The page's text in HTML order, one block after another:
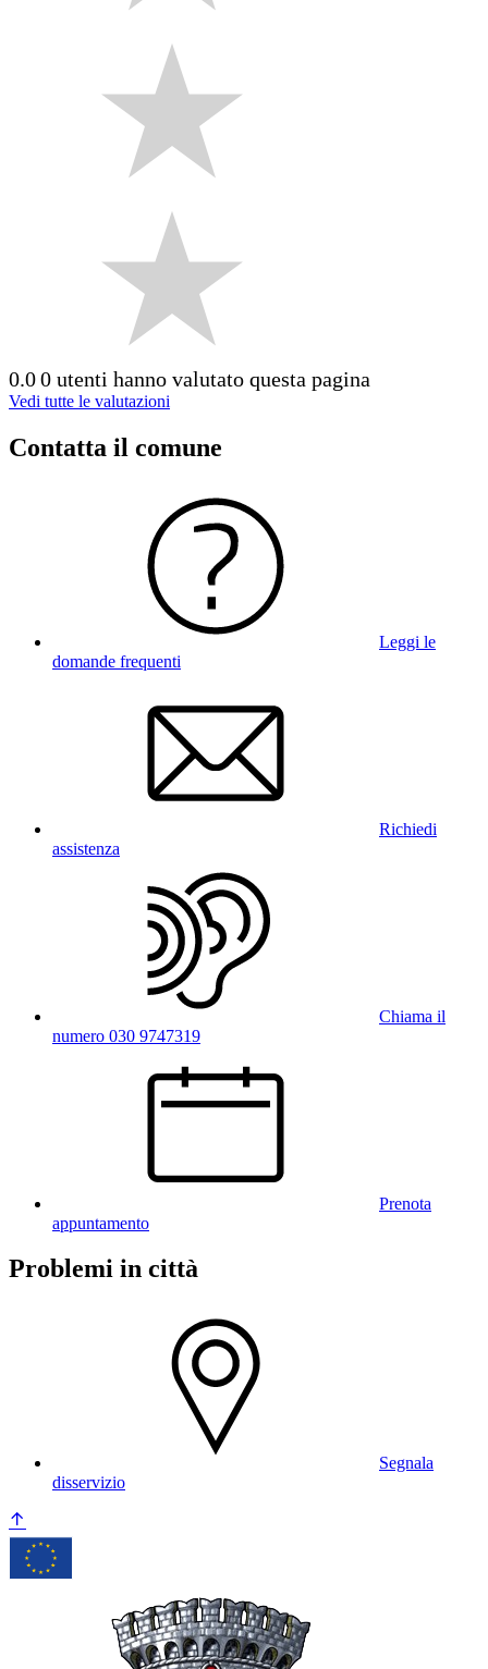
0.00 utenti hanno valutato questa pagina
Vedi tutte le valutazioni
Contatta il comune
Leggi le
domande frequenti
Richiedi
assistenza
Chiama il
numero 030 9747319
Prenota
appuntamento
Problemi in città
Segnala
disservizio